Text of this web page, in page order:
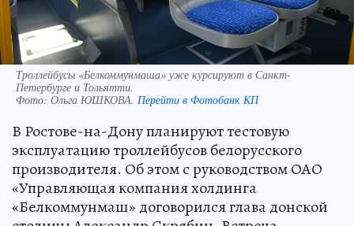
Троллейбусы «Белкоммунмаша» уже курсируют в Санкт-
Петербурге и Тольятти.
Фото: Ольга ЮШКОВА. Перейти в Фотобанк КП
В Ростове-на-Дону планируют тестовую
эксплуатацию троллейбусов белорусского
производителя. Об этом с руководством ОАО
«Управляющая компания холдинга
«Белкоммунмаш» договорился глава донской